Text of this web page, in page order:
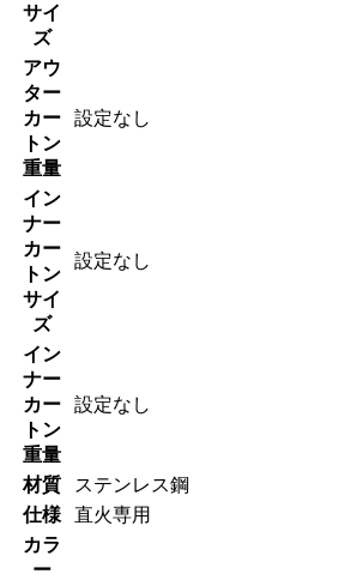
サイ
ズ
アウ
ター
カー
トン
重量
設定なし
イン
ナー
カー
トン
サイ
ズ
設定なし
イン
ナー
カー
トン
重量
設定なし
材質
ステンレス鋼
仕様
直火専用
カラ
ー